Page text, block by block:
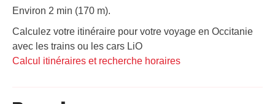
Environ 2 min (170 m).
Calculez votre itinéraire pour votre voyage en Occitanie
avec les trains ou les cars LiO
Calcul itinéraires et recherche horaires